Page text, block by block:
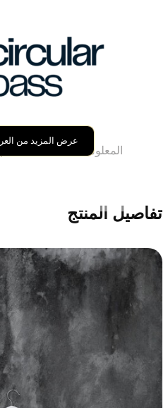
المعلومات استخدام
عرض المزيد من
تفاصيل المنتج